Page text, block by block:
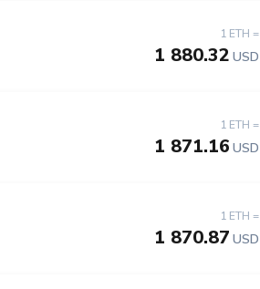
1 ETH =
1 880.32 USD
1 ETH =
1 871.16 USD
1 ETH =
1 870.87 USD